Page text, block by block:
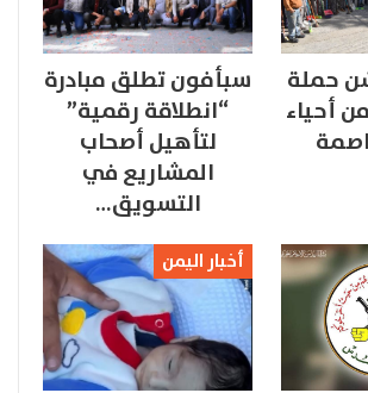
حملة
أحياء
سبأفون تطلق مبادرة
“انطلاقة رقمية”
لتأهيل أصحاب
المشاريع في
التسويق…
أخبار اليمن